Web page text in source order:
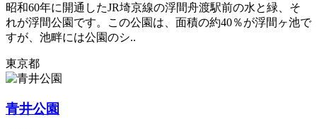
昭和60年に開通したJR埼京線の浮間舟渡駅前の水と緑、そ
れが浮間公園です。この公園は、面積の約40％が浮間ヶ池で
すが、池畔には公園のシ..
東京都
青井公園